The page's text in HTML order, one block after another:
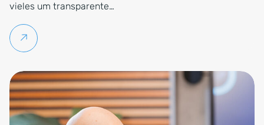
vieles um transparente…
Weiterlesen